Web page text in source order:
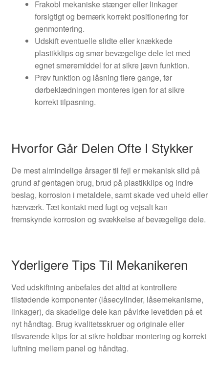
Frakobl mekaniske stænger eller linkager
forsigtigt og bemærk korrekt positionering for
genmontering.
Udskift eventuelle slidte eller knækkede
plastikklips og smør bevægelige dele let med
egnet smøremiddel for at sikre jævn funktion.
Prøv funktion og låsning flere gange, før
dørbeklædningen monteres igen for at sikre
korrekt tilpasning.
Hvorfor Går Delen Ofte I Stykker
De mest almindelige årsager til fejl er mekanisk slid på
grund af gentagen brug, brud på plastikklips og indre
beslag, korrosion i metaldele, samt skade ved uheld eller
hærværk. Tæt kontakt med fugt og vejsalt kan
fremskynde korrosion og svækkelse af bevægelige dele.
Yderligere Tips Til Mekanikeren
Ved udskiftning anbefales det altid at kontrollere
tilstødende komponenter (låsecylinder, låsemekanisme,
linkager), da skadelige dele kan påvirke levetiden på et
nyt håndtag. Brug kvalitetsskruer og originale eller
tilsvarende klips for at sikre holdbar montering og korrekt
luftning mellem panel og håndtag.